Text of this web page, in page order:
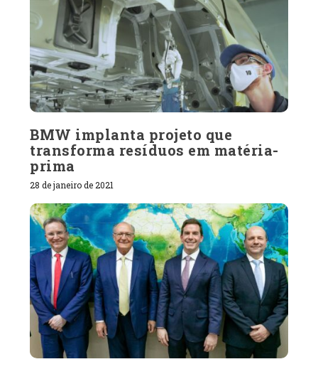
BMW implanta projeto que
transforma resíduos em matéria-
prima
28 de janeiro de 2021